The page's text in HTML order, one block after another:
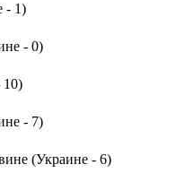
- 1)
- 0)
10)
- 7)
(Украине - 6)